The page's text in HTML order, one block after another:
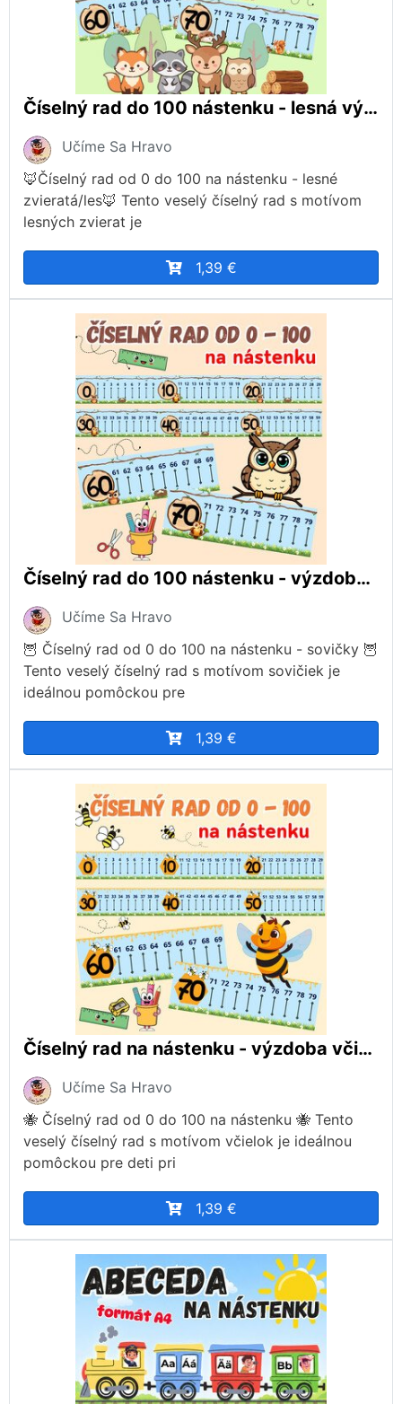
Číselný rad do 100 nástenku - lesná výzdoba/lesné zvieratká
Učíme Sa Hravo
🦊Číselný rad od 0 do 100 na nástenku - lesné
zvieratá/les🦊 Tento veselý číselný rad s motívom
lesných zvierat je
1,39 €
Číselný rad do 100 nástenku - výzdoba sovičky
Učíme Sa Hravo
🦉 Číselný rad od 0 do 100 na nástenku - sovičky 🦉
Tento veselý číselný rad s motívom sovičiek je
ideálnou pomôckou pre
1,39 €
Číselný rad na nástenku - výzdoba včielky
Učíme Sa Hravo
🐝 Číselný rad od 0 do 100 na nástenku 🐝 Tento
veselý číselný rad s motívom včielok je ideálnou
pomôckou pre deti pri
1,39 €